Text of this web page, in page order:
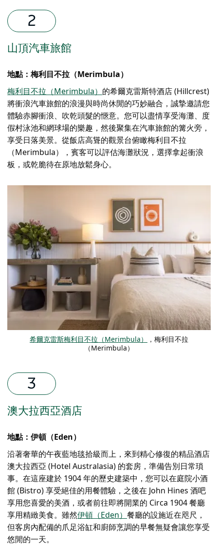
山頂汽車旅館
地點：梅利目不拉（Merimbula）
梅利目不拉（Merimbula） 的希爾克雷斯特酒店 (Hillcrest)
將衝浪汽車旅館的浪漫與時尚休閒的巧妙融合，誠摯邀請您
體驗赤腳衝浪、吹乾頭髮的愜意。您可以盡情享受海灘、度
假村泳池和網球場的樂趣，然後聚集在汽車旅館的篝火旁，
享受日落美景。從飯店高聳的觀景台俯瞰梅利目不拉
（Merimbula），賓客可以評估海灘狀況，選擇拿起衝浪
板，或乾脆待在原地放鬆身心。
希爾克雷斯梅利目不拉（Merimbula）
，梅利目不拉
（Merimbula）
澳大拉西亞酒店
地點：伊頓（Eden）
沿著奢華的午夜藍地毯拾級而上，來到精心修復的精品酒店
澳大拉西亞 (Hotel Australasia) 的套房，準備告別日常瑣
事。在這座建於 1904 年的歷史建築中，您可以在庭院小酒
館 (Bistro) 享受絕佳的用餐體驗，之後在 John Hines 酒吧
享用您喜愛的美酒，或者前往即將開業的 Circa 1904 餐廳
享用精緻美食。雖然伊頓（Eden） 餐廳的設施近在咫尺，
但客房內配備的爪足浴缸和廚師烹調的早餐無疑會讓您享受
悠閒的一天。